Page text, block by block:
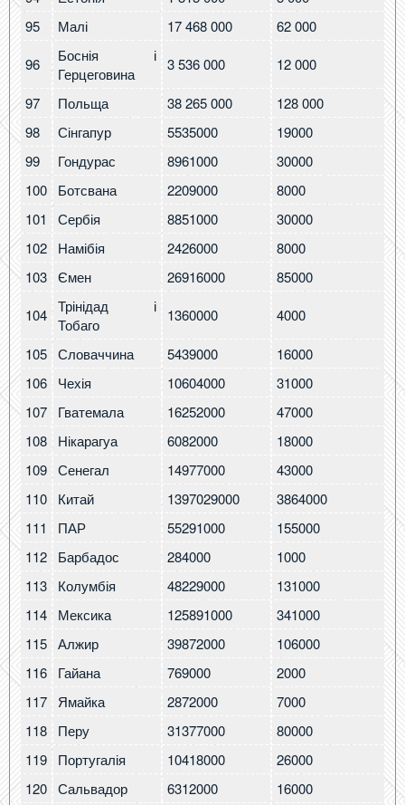
95
Малі 17 468 000 62 000
96
Боснія і
Герцеговина
3 536 000 12 000
97 Польща 38 265 000 128 000
98
Сінгапур 5535000 19000
99
Гондурас 8961000 30000
100
Ботсвана 2209000 8000
101
Сербія 8851000 30000
102
Намібія 2426000 8000
103 Ємен 26916000 85000
104 Трінідад і
Тобаго
1360000 4000 3
105 Словаччина 5439000 16000
106
Чехія 10604000 31000
107
Гватемала 16252000 47000
108
Нікарагуа 6082000 18000
109 Сенегал 14977000 43000
110
Китай 1397029000 3864000
111
ПАР 55291000 155000
112
Барбадос 284000 1000
113
Колумбія 48229000 131000
114
Мексика 125891000 341000
115 Алжир 39872000 106000
116
Гайана 769000 2000
117
Ямайка 2872000 7000
118
Перу 31377000 80000
119
Португалія 10418000 26000
120 Сальвадор 6312000 16000